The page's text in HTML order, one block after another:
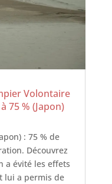
Volontaire
75 % (Japon)
: 75 % de
Découvrez
a évité les effets
lui a permis de